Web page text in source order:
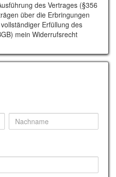
des Vertrages (§356
über die Erbringungen
Erfüllung des
mein Widerrufsrecht